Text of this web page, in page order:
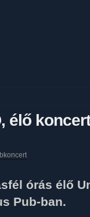
élő
órás élő
Pub-ban.